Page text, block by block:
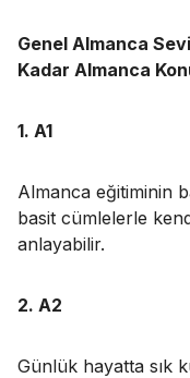
Genel Almanca
Kadar Almanca
1. A1
Almanca eğitiminin
basit cümlelerle
anlayabilir.
2. A2
Günlük hayatta sık